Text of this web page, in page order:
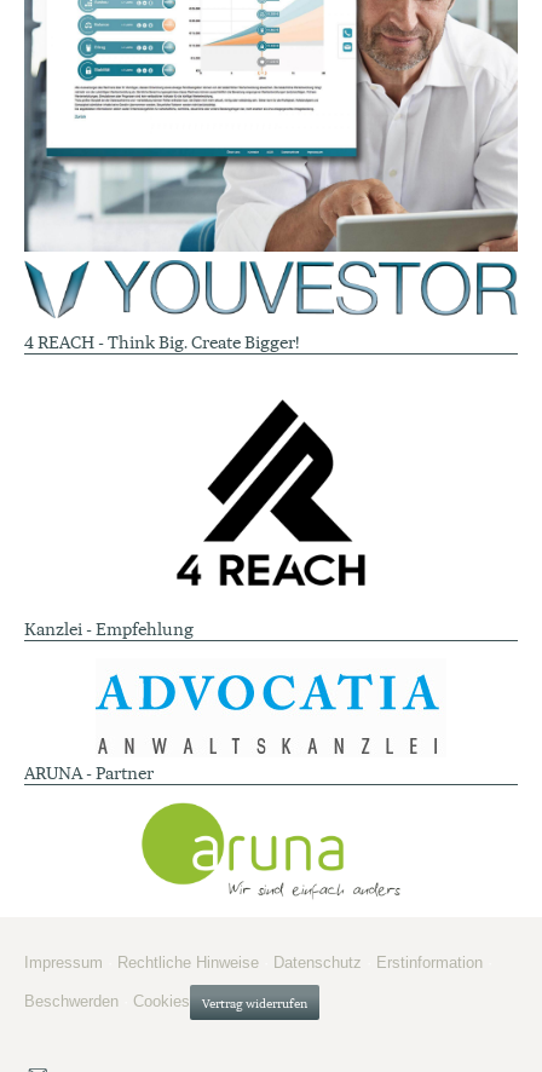
4 REACH - Think Big. Create Bigger!
Kanzlei - Empfehlung
ARUNA - Partner
Impressum Rechtliche Hinweise Datenschutz Erstinformation
Beschwerden Cookies Vertrag widerrufen